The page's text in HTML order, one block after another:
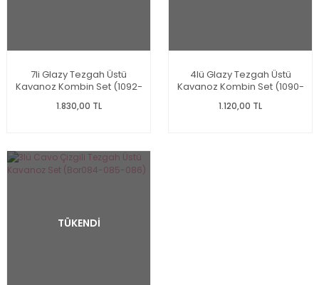
7li Glazy Tezgah Üstü
Kavanoz Kombin Set (1092-
1.830,00 TL
4lü Glazy Tezgah Üstü
Kavanoz Kombin Set (1090-
1.120,00 TL
TÜKENDİ